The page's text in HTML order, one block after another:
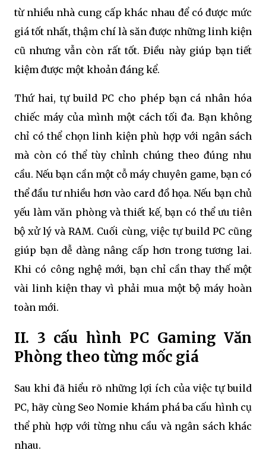
từ nhiều nhà cung cấp khác nhau để có được mức
giá tốt nhất, thậm chí là săn được những linh kiện
cũ nhưng vẫn còn rất tốt. Điều này giúp bạn tiết
kiệm được một khoản đáng kể.
Thứ hai, tự build PC cho phép bạn cá nhân hóa
chiếc máy của mình một cách tối đa. Bạn không
chỉ có thể chọn linh kiện phù hợp với ngân sách
mà còn có thể tùy chỉnh chúng theo đúng nhu
cầu. Nếu bạn cần một cỗ máy chuyên game, bạn có
thể đầu tư nhiều hơn vào card đồ họa. Nếu bạn chủ
yếu làm văn phòng và thiết kế, bạn có thể ưu tiên
bộ xử lý và RAM. Cuối cùng, việc tự build PC cũng
giúp bạn dễ dàng nâng cấp hơn trong tương lai.
Khi có công nghệ mới, bạn chỉ cần thay thế một
vài linh kiện thay vì phải mua một bộ máy hoàn
toàn mới.
II. 3 cấu hình PC Gaming Văn
Phòng theo từng mốc giá
Sau khi đã hiểu rõ những lợi ích của việc tự build
PC, hãy cùng Seo Nomie khám phá ba cấu hình cụ
thể phù hợp với từng nhu cầu và ngân sách khác
nhau.